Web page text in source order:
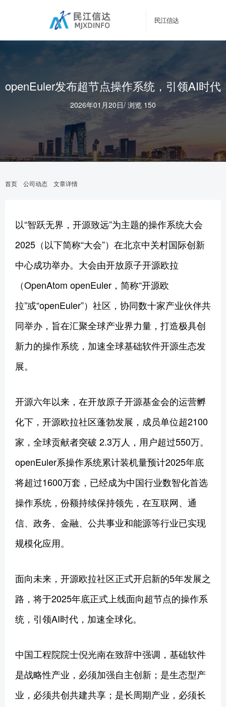
民江信达
openEuler发布超节点操作系统，引领AI时代
2026年01月20日/ 浏览 150
首页 公司动态 文章详情
以“智跃无界，开源致远”为主题的操作系统大会
2025（以下简称“大会”）在北京中关村国际创新
中心成功举办。大会由开放原子开源欧拉
（OpenAtom openEuler，简称“开源欧
拉”或“openEuler”）社区，协同数十家产业伙伴共
同举办，旨在汇聚全球产业界力量，打造极具创
新力的操作系统，加速全球基础软件开源生态发
展。
开源六年以来，在开放原子开源基金会的运营孵
化下，开源欧拉社区蓬勃发展，成员单位超2100
家，全球贡献者突破 2.3万人，用户超过550万。
openEuler系操作系统累计装机量预计2025年底
将超过1600万套，已经成为中国行业数智化首选
操作系统，份额持续保持领先，在互联网、通
信、政务、金融、公共事业和能源等行业已实现
规模化应用。
面向未来，开源欧拉社区正式开启新的5年发展之
路，将于2025年底正式上线面向超节点的操作系
统，引领AI时代，加速全球化。
中国工程院院士倪光南在致辞中强调，基础软件
是战略性产业，必须加强自主创新；是生态型产
业，必须共创共建共享；是长周期产业，必须长